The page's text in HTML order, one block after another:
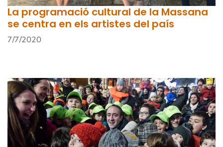
La programació cultural de la Massana
se centra en els artistes del país
7/7/2020